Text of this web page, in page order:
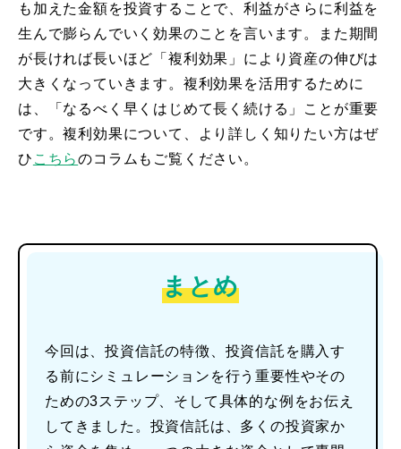
も加えた金額を投資することで、利益がさらに利益を
生んで膨らんでいく効果のことを言います。また期間
が長ければ長いほど「複利効果」により資産の伸びは
大きくなっていきます。複利効果を活用するために
は、「なるべく早くはじめて長く続ける」ことが重要
です。複利効果について、より詳しく知りたい方はぜ
ひ こちらのコラムもご覧ください。
まとめ
今回は、投資信託の特徴、投資信託を購入す
る前にシミュレーションを行う重要性やその
ための3ステップ、そして具体的な例をお伝え
してきました。投資信託は、多くの投資家か